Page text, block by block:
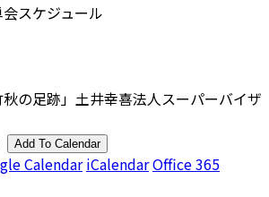
スケジュール
の足跡」土井幸喜法人スーパーバイザ
Add To Calendar
Calendar iCalendarOffice 365